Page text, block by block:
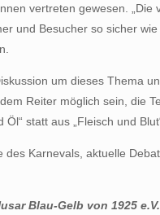
vertreten gewesen.
und Besucher so sicher
um dieses Thema
Reiter möglich sein, die
statt aus „Fleisch und
des Karnevals, aktuelle
Blau-Gelb von 1925